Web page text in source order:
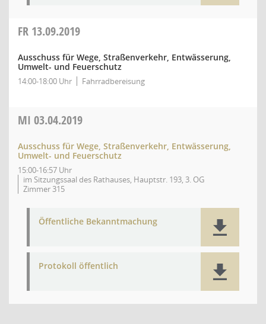
FR 13.09.2019
Ausschuss für Wege, Straßenverkehr, Entwässerung,
Umwelt- und Feuerschutz
14:00-18:00 Uhr Fahrradbereisung
MI 03.04.2019
Ausschuss für Wege, Straßenverkehr, Entwässerung,
Umwelt- und Feuerschutz
15:00-16:57 Uhr
im Sitzungssaal des Rathauses, Hauptstr. 193, 3. OG
Zimmer 315
Öffentliche Bekanntmachung
Protokoll öffentlich